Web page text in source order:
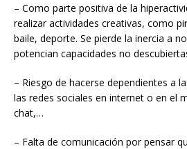
– Como parte positiva de la
realizar actividades creativas, como
baile, deporte. Se pierde la inercia a
potencian capacidades no
– Riesgo de hacerse dependientes a
las redes sociales en internet o en el
chat,…
– Falta de comunicación por pensar